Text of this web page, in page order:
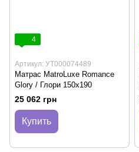
4
Артикул: УТ000074489
Матрас MatroLuxe Romance
Glory / Глори 150х190
25 062 грн
Купить